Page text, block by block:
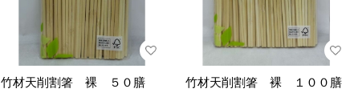
竹材天削割箸 裸 ５０膳 竹材天削割箸 裸 １００膳